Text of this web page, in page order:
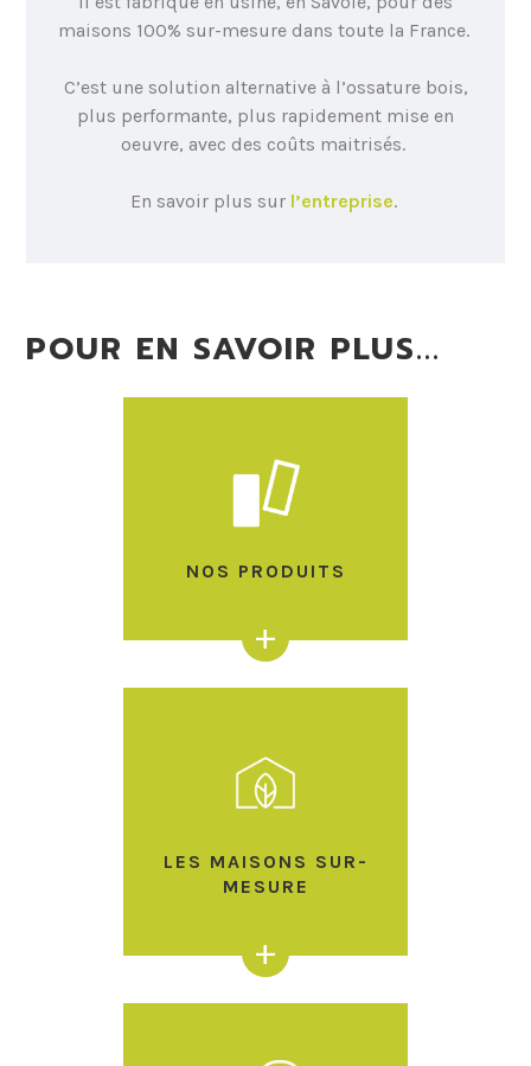
maisons 100% sur-mesure dans toute la France.
C’est une solution alternative à l’ossature bois,
plus performante, plus rapidement mise en
oeuvre, avec des coûts maitrisés.
En savoir plus sur l’entreprise.
POUR EN SAVOIR PLUS...
NOS PRODUITS
+
LES MAISONS SUR-
MESURE
+